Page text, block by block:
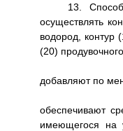
13.
осуществлять
водород, контур
(20)
добавляют по
обеспечивают
имеющегося на